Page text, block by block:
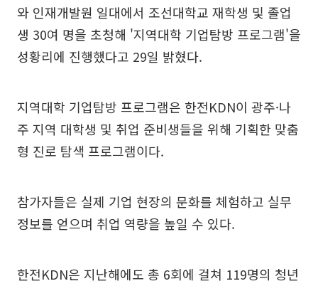
와 인재개발원 일대에서 조선대학교 재학생 및 졸업
생 30여 명을 초청해 '지역대학 기업탐방 프로그램'을
성황리에 진행했다고 29일 밝혔다.
지역대학 기업탐방 프로그램은 한전KDN이 광주·나
주 지역 대학생 및 취업 준비생들을 위해 기획한 맞춤
형 진로 탐색 프로그램이다.
참가자들은 실제 기업 현장의 문화를 체험하고 실무
정보를 얻으며 취업 역량을 높일 수 있다.
한전KDN은 지난해에도 총 6회에 걸쳐 119명의 청년